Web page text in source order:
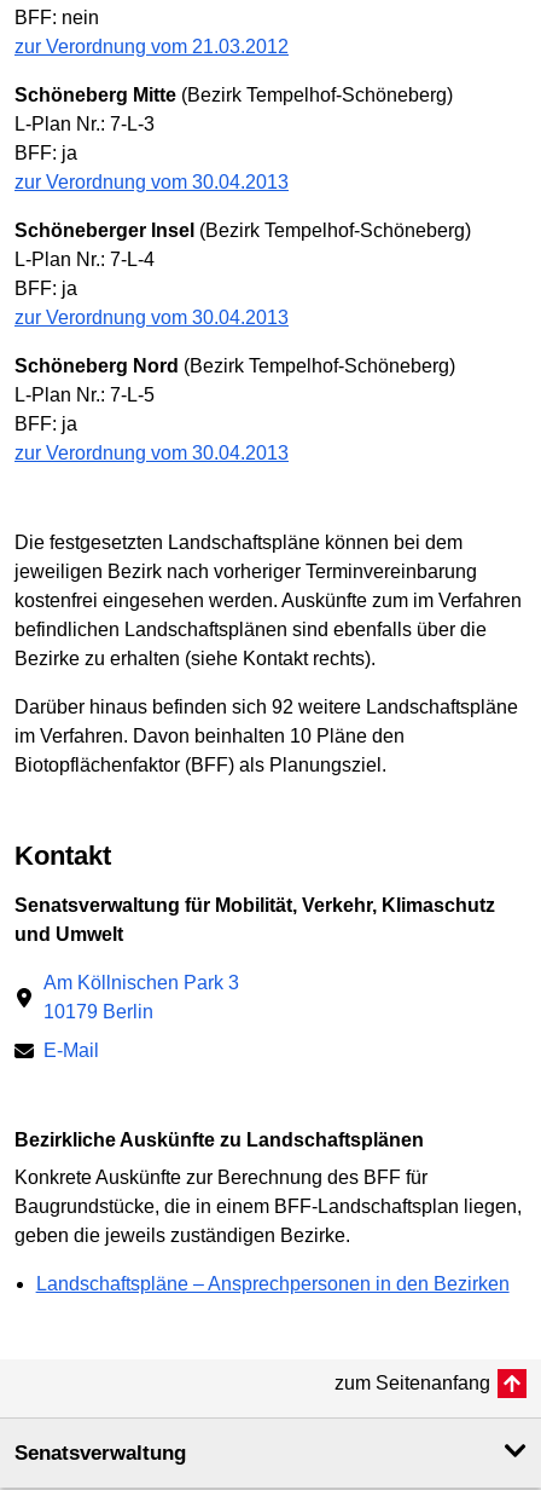
BFF: nein
zur Verordnung vom 21.03.2012
Schöneberg Mitte (Bezirk Tempelhof-Schöneberg)
L-Plan Nr.: 7-L-3
BFF: ja
zur Verordnung vom 30.04.2013
Schöneberger Insel (Bezirk Tempelhof-Schöneberg)
L-Plan Nr.: 7-L-4
BFF: ja
zur Verordnung vom 30.04.2013
Schöneberg Nord (Bezirk Tempelhof-Schöneberg)
L-Plan Nr.: 7-L-5
BFF: ja
zur Verordnung vom 30.04.2013
Die festgesetzten Landschaftspläne können bei dem
jeweiligen Bezirk nach vorheriger Terminvereinbarung
kostenfrei eingesehen werden. Auskünfte zum im Verfahren
befindlichen Landschaftsplänen sind ebenfalls über die
Bezirke zu erhalten (siehe Kontakt rechts).
Darüber hinaus befinden sich 92 weitere Landschaftspläne
im Verfahren. Davon beinhalten 10 Pläne den
Biotopflächenfaktor (BFF) als Planungsziel.
Kontakt
Senatsverwaltung für Mobilität, Verkehr, Klimaschutz
und Umwelt
Am Köllnischen Park 3
10179 Berlin
E-Mail
Bezirkliche Auskünfte zu Landschaftsplänen
Konkrete Auskünfte zur Berechnung des BFF für
Baugrundstücke, die in einem BFF-Landschaftsplan liegen,
geben die jeweils zuständigen Bezirke.
Landschaftspläne – Ansprechpersonen in den Bezirken
zum Seitenanfang
Senatsverwaltung